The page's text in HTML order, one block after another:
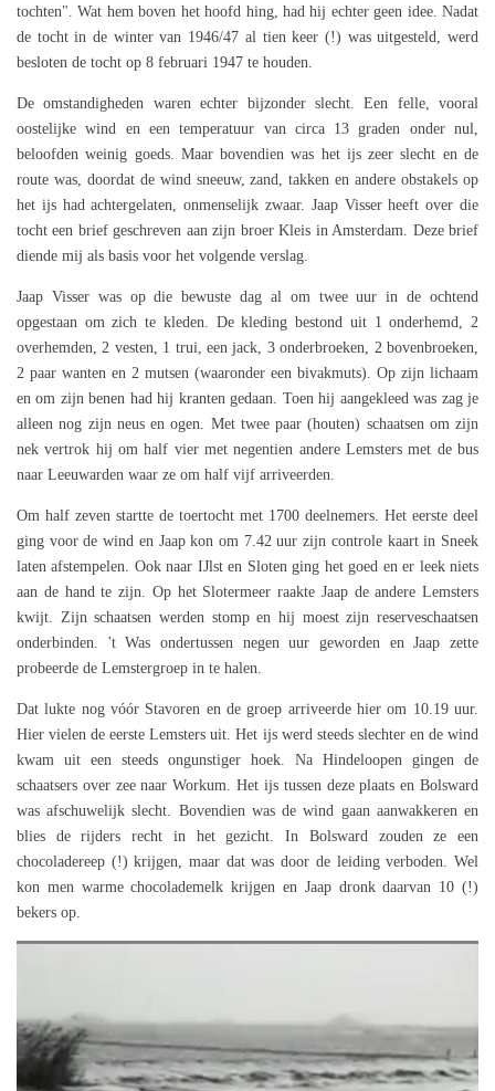
tochten". Wat hem boven het hoofd hing, had hij echter geen idee. Nadat
de tocht in de winter van 1946/47 al tien keer (!) was uitgesteld, werd
besloten de tocht op 8 februari 1947 te houden.
De omstandigheden waren echter bijzonder slecht. Een felle, vooral
oostelijke wind en een temperatuur van circa 13 graden onder nul,
beloofden weinig goeds. Maar bovendien was het ijs zeer slecht en de
route was, doordat de wind sneeuw, zand, takken en andere obstakels op
het ijs had achtergelaten, onmenselijk zwaar. Jaap Visser heeft over die
tocht een brief geschreven aan zijn broer Kleis in Amsterdam. Deze brief
diende mij als basis voor het volgende verslag.
Jaap Visser was op die bewuste dag al om twee uur in de ochtend
opgestaan om zich te kleden. De kleding bestond uit 1 onderhemd, 2
overhemden, 2 vesten, 1 trui, een jack, 3 onderbroeken, 2 bovenbroeken,
2 paar wanten en 2 mutsen (waaronder een bivakmuts). Op zijn lichaam
en om zijn benen had hij kranten gedaan. Toen hij aangekleed was zag je
alleen nog zijn neus en ogen. Met twee paar (houten) schaatsen om zijn
nek vertrok hij om half vier met negentien andere Lemsters met de bus
naar Leeuwarden waar ze om half vijf arriveerden.
Om half zeven startte de toertocht met 1700 deelnemers. Het eerste deel
ging voor de wind en Jaap kon om 7.42 uur zijn controle kaart in Sneek
laten afstempelen. Ook naar IJlst en Sloten ging het goed en er leek niets
aan de hand te zijn. Op het Slotermeer raakte Jaap de andere Lemsters
kwijt. Zijn schaatsen werden stomp en hij moest zijn reserveschaatsen
onderbinden. 't Was ondertussen negen uur geworden en Jaap zette
probeerde de Lemstergroep in te halen.
Dat lukte nog vóór Stavoren en de groep arriveerde hier om 10.19 uur.
Hier vielen de eerste Lemsters uit. Het ijs werd steeds slechter en de wind
kwam uit een steeds ongunstiger hoek. Na Hindeloopen gingen de
schaatsers over zee naar Workum. Het ijs tussen deze plaats en Bolsward
was afschuwelijk slecht. Bovendien was de wind gaan aanwakkeren en
blies de rijders recht in het gezicht. In Bolsward zouden ze een
chocoladereep (!) krijgen, maar dat was door de leiding verboden. Wel
kon men warme chocolademelk krijgen en Jaap dronk daarvan 10 (!)
bekers op.